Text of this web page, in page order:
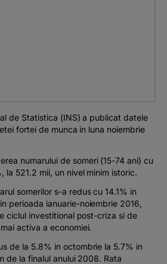
de Statistica (INS) a publicat datele
fortei de munca in luna noiembrie
numarului de someri (15-74 ani) cu
la 521.2 mii, un nivel minim istoric.
somerilor s-a redus cu 14.1% in
perioada ianuarie-noiembrie 2016,
ciclul investitional post-criza si de
activa a economiei.
de la 5.8% in octombrie la 5.7% in
de la finalul anului 2008. Rata